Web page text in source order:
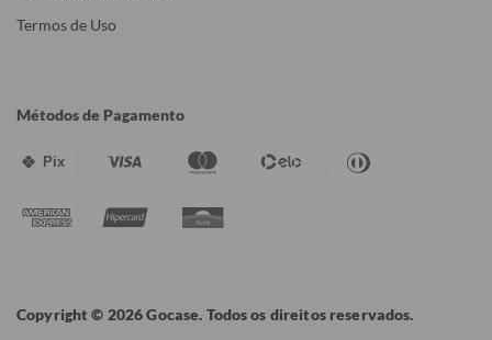
Termos de Uso
Métodos de Pagamento
Pix
Copyright © 2026 Gocase. Todos os direitos reservados.